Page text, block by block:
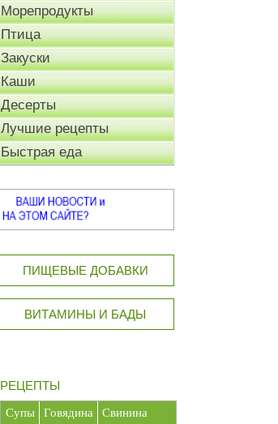
Морепродукты
Птица
Закуски
Каши
Десерты
Лучшие рецепты
Быстрая еда
ПИЩЕВЫЕ ДОБАВКИ
ВИТАМИНЫ И БАДЫ
РЕЦЕПТЫ
Супы Говядина Свинина